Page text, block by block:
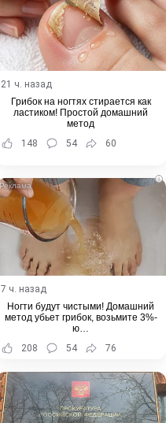
21 ч. назад
Грибок на ногтях стирается как
ластиком! Простой домашний
метод
148
54 60
i
7 ч. назад
Ногти будут чистыми! Домашний
метод убьет грибок, возьмите 3%-
ю…
208
54 76